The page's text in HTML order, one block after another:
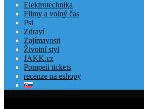
Elektrotechnika
Filmy a volný čas
Psi
Zdraví
Zajímavosti
Životní styl
JAKK.cz
Pompeii tickets
recenze na eshopy